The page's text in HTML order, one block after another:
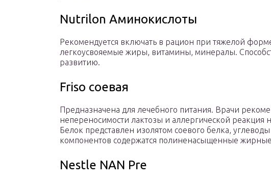
Nutrilon Аминокислоты
Рекомендуется включать в рацион при тяжелой
легкоусвояемые жиры, витамины, минералы.
развитию.
Friso соевая
Предназначена для лечебного питания. Врачи
непереносимости лактозы и аллергической реакция
Белок представлен изолятом соевого белка,
компонентов содержатся полиненасыщенные
Nestle NAN Pre